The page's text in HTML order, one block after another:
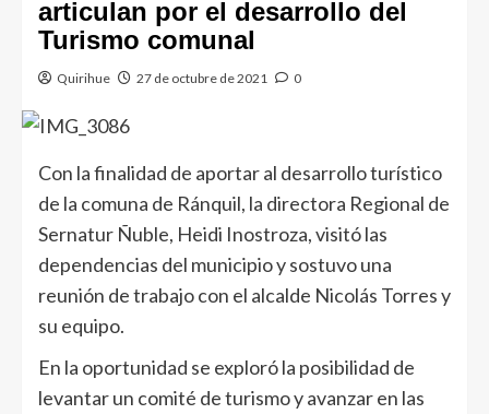
articulan por el desarrollo del
Turismo comunal
Quirihue 27 de octubre de 2021 0
Con la finalidad de aportar al desarrollo turístico
de la comuna de Ránquil, la directora Regional de
Sernatur Ñuble, Heidi Inostroza, visitó las
dependencias del municipio y sostuvo una
reunión de trabajo con el alcalde Nicolás Torres y
su equipo.
En la oportunidad se exploró la posibilidad de
levantar un comité de turismo y avanzar en las